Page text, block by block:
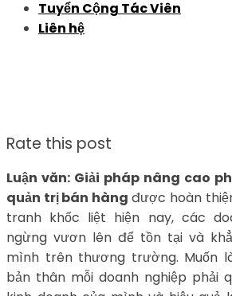
Tuyển Cộng Tác Viên
Liên hệ
Rate this post
Luận văn: Giải pháp nâng cao
quản trị bán hàng được hoàn
tranh khốc liệt hiện nay, các
ngừng vươn lên để tồn tại và
mình trên thương trường. Muốn
bản thân mỗi doanh nghiệp phải